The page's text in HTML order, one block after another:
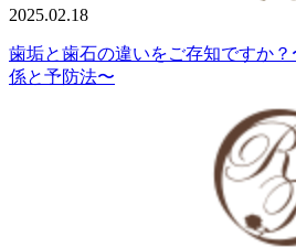
2025.02.18
歯垢と歯石の違いをご存知ですか
係と予防法〜